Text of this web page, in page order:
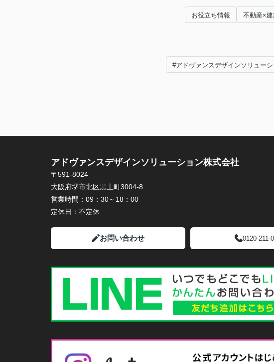
お役立ち情報 不動産×
#アドヴァンスデザインソリューシ
アドヴァンスデザインソリューション株式会社
〒591-8024
大阪府堺市北区黒土町3004-8
営業時間： 09：30～18：00
定休日： 不定休
お問い合わせ 0120-211-